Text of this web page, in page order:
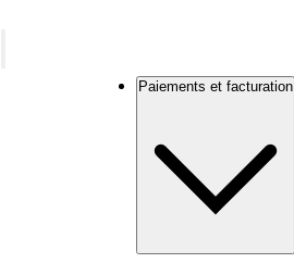
Paiements et facturation